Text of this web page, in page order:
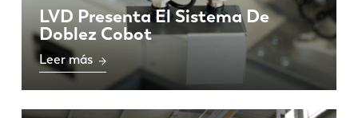
LVD Presenta El Sistema De
Doblez Cobot
Leer más
PL SK
KO